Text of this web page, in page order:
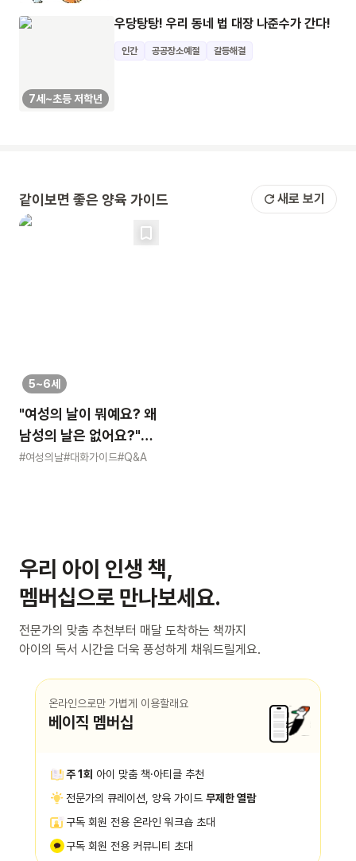
7세~초등 저학년
우당탕탕! 우리 동네 법 대장 나준수가 간다!
인간 공공장소예절 갈등해결
같이보면 좋은 양육 가이드 새로 보기
5~6세
"여성의 날이 뭐예요? 왜
남성의 날은 없어요?"
묻는 어린이에게 이렇게
#여성의날#대화가이드#Q&A
우리 아이 인생 책,
멤버십으로 만나보세요.
전문가의 맞춤 추천부터 매달 도착하는 책까지
아이의 독서 시간을 더욱 풍성하게 채워드릴게요.
온라인으로만 가볍게 이용할래요
베이직 멤버십
주 1회 아이 맞춤 책·아티클 추천
전문가의 큐레이션, 양육 가이드 무제한 열람
구독 회원 전용 온라인 워크숍 초대
구독 회원 전용 커뮤니티 초대